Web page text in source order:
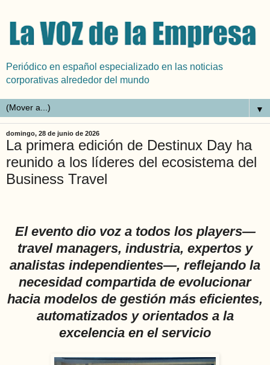
Periódico en español especializado en las noticias
corporativas alrededor del mundo
▼
domingo, 28 de junio de 2026
La primera edición de Destinux Day ha
reunido a los líderes del ecosistema del
Business Travel
El evento dio voz a todos los players—
travel managers, industria, expertos y
analistas independientes—, reflejando la
necesidad compartida de evolucionar
hacia modelos de gestión más eficientes,
automatizados y orientados a la
excelencia en el servicio